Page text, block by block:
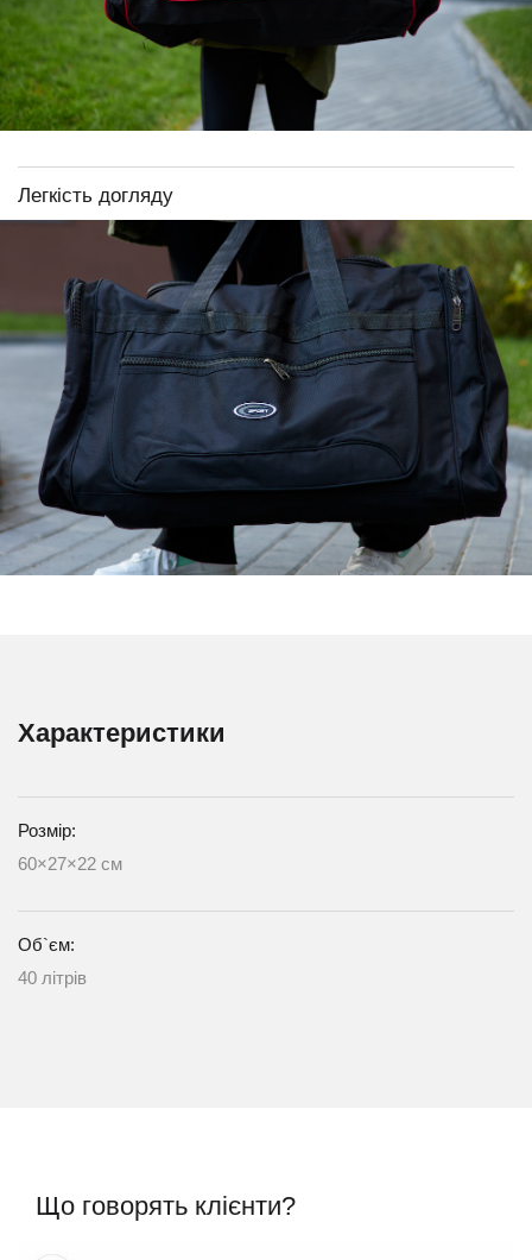
Легкість догляду
Характеристики
Розмір:
60×27×22 см
Об`єм:
40 літрів
Що говорять клієнти?